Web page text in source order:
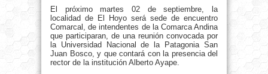
El próximo martes 02 de septiembre, la
localidad de El Hoyo será sede de encuentro
Comarcal, de intendentes de la Comarca Andina
que participaran, de una reunión convocada por
la Universidad Nacional de la Patagonia San
Juan Bosco, y que contará con la presencia del
rector de la institución Alberto Ayape.